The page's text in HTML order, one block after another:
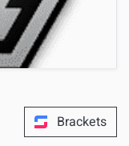
Brackets